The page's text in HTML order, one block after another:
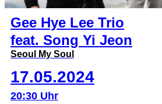
Gee Hye Lee Trio
feat. Song Yi Jeon
Seoul My Soul
17.05.2024
20:30 Uhr